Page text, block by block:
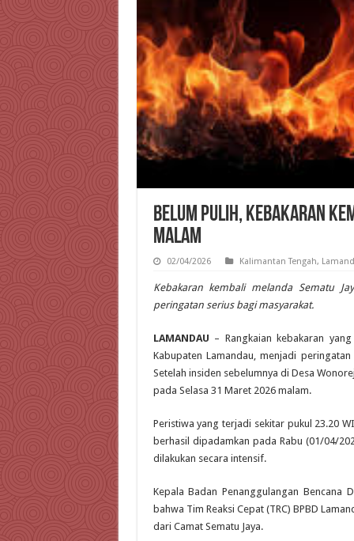
Belum Pulih, Kebakaran
Malam
02/04/2026 Kalimantan Tengah,
Kebakaran kembali melanda Sematu
peringatan serius bagi masyarakat.
LAMANDAU – Rangkaian kebakaran
Kabupaten Lamandau, menjadi
Setelah insiden sebelumnya di Desa
pada Selasa 31 Maret 2026 malam.
Peristiwa yang terjadi sekitar pukul 23.20
berhasil dipadamkan pada Rabu (01/04/
dilakukan secara intensif.
Kepala Badan Penanggulangan Bencana
bahwa Tim Reaksi Cepat (TRC) BPBD
dari Camat Sematu Jaya.